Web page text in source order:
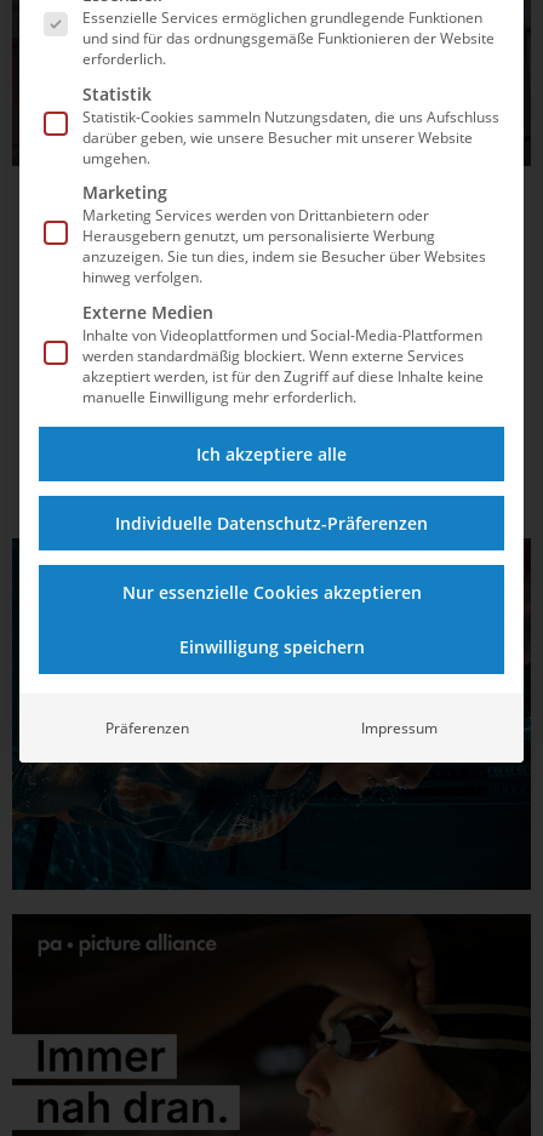
26.07.2026 19:50
Finals 2026: Titelpremiere für Julianna
Dora Bocska
Die anderen drei Goldmedaillen des vierten und letzten
Wettkampftages bei den Deutschen Sprint- und
Lagenmeisterschaften gehen an gestandene Stars wie Isabel
Gose, Sven Schwarz und Josha Salchow.
Essenzielle Services ermöglichen grundlegende Funktionen
und sind für das ordnungsgemäße Funktionieren der Website
erforderlich.
Statistik
Statistik-Cookies sammeln Nutzungsdaten, die uns Aufschluss
darüber geben, wie unsere Besucher mit unserer Website
umgehen.
Marketing
Marketing Services werden von Drittanbietern oder
Herausgebern genutzt, um personalisierte Werbung
anzuzeigen. Sie tun dies, indem sie Besucher über Websites
hinweg verfolgen.
Externe Medien
Inhalte von Videoplattformen und Social-Media-Plattformen
werden standardmäßig blockiert. Wenn externe Services
akzeptiert werden, ist für den Zugriff auf diese Inhalte keine
manuelle Einwilligung mehr erforderlich.
Ich akzeptiere alle
Individuelle Datenschutz-Präferenzen
Nur essenzielle Cookies akzeptieren
Einwilligung speichern
Präferenzen Impressum